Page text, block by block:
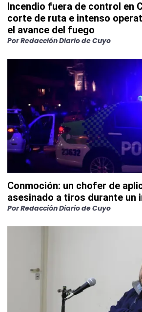
Incendio fuera de control en
corte de ruta e intenso
el avance del fuego
PorRedacción Diario de Cuyo
Conmoción: un chofer de
asesinado a tiros durante un
PorRedacción Diario de Cuyo